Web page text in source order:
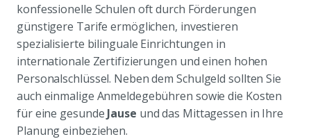
konfessionelle Schulen oft durch Förderungen
günstigere Tarife ermöglichen, investieren
spezialisierte bilinguale Einrichtungen in
internationale Zertifizierungen und einen hohen
Personalschlüssel. Neben dem Schulgeld sollten Sie
auch einmalige Anmeldegebühren sowie die Kosten
für eine gesunde Jause und das Mittagessen in Ihre
Planung einbeziehen.